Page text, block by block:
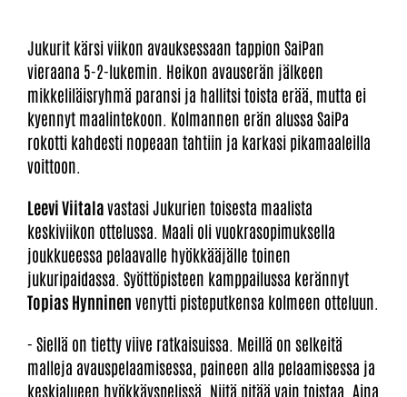
Jukurit kärsi viikon avauksessaan tappion SaiPan
vieraana 5-2-lukemin. Heikon avauserän jälkeen
mikkeliläisryhmä paransi ja hallitsi toista erää, mutta ei
kyennyt maalintekoon. Kolmannen erän alussa SaiPa
rokotti kahdesti nopeaan tahtiin ja karkasi pikamaaleilla
voittoon.
Leevi Viitalavastasi Jukurien toisesta maalista
keskiviikon ottelussa. Maali oli vuokrasopimuksella
joukkueessa pelaavalle hyökkääjälle toinen
jukuripaidassa. Syöttöpisteen kamppailussa kerännyt
Topias Hynninen venytti pisteputkensa kolmeen otteluun.
- Siellä on tietty viive ratkaisuissa. Meillä on selkeitä
malleja avauspelaamisessa, paineen alla pelaamisessa ja
keskialueen hyökkäyspelissä. Niitä pitää vain toistaa. Aina